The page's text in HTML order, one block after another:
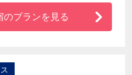
Ｗ受賞
の物語を綴った川端康成ゆ
んだお料理をお届け
のプランを見る